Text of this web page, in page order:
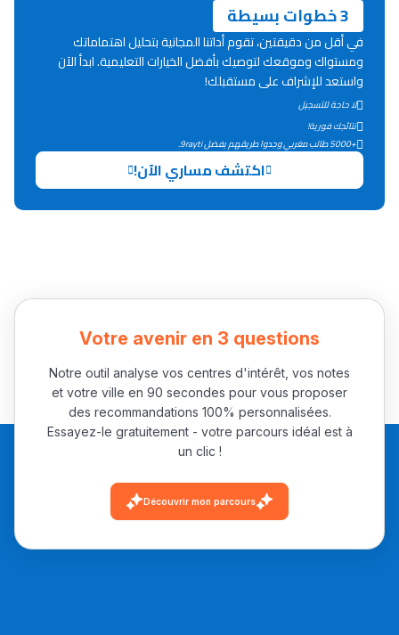
باش تقدر تساعد الناس
يلقاو التوازن من الدّاخل
ومن الخارج، بشرى
أمسكين بنات مسارها
خطوة بخطوة - مترجم
القراية و الخدمة فمجال
تقويم البصر مع المختصّة
النحت اللي كيحلم يحيي
أكادير أوفلا
سقطت فالباك و سنة
2011 بدّلاتني بزّاف، مسار
إلياس أريدال، إطار
مهنة التّرجمة، العمل
التّطوّعي، التّشبيك و
أشياء أخرى مع مامودو
3 خطوات بسيطة
في أقل من دقيقتين، تقوم أداتنا المجانية بتحليل اهتماماتك
ومستواك وموقعك لتوصيك بأفضل الخيارات التعليمية. ابدأ الآن
واستعد للإشراف على مستقبلك!
لا حاجة للتسجيل
نتائجك فورية!
+5000 طالب مغربي وجدوا طريقهم بفضل 9rayti.
اكتشف مساري الآن!
Votre avenir en 3 questions
Notre outil analyse vos centres d'intérêt, vos notes
et votre ville en 90 secondes pour vous proposer
des recommandations 100% personnalisées.
Essayez-le gratuitement - votre parcours idéal est à
un clic !
Découvrir mon parcours